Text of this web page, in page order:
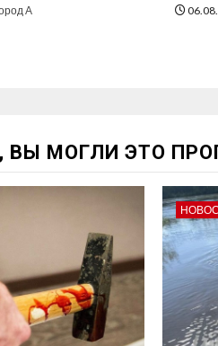
А
МОГЛИ ЭТО